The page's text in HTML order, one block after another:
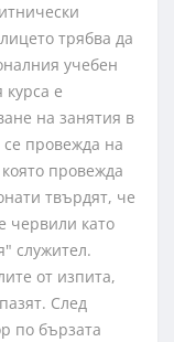
трябва да
учебен
е
на занятия в
провежда на
провежда
твърдят, че
червили като
служител.
от изпита,
След
по бързата